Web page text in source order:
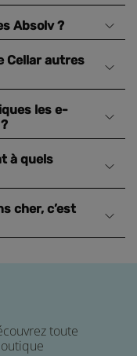
Absolv ?
Cellar autres
les e-
à quels
cher, c’est
toute